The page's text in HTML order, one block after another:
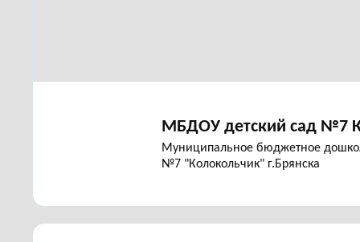
МБДОУ детский сад №7
Муниципальное бюджетное
№7 "Колокольчик" г.Брянска